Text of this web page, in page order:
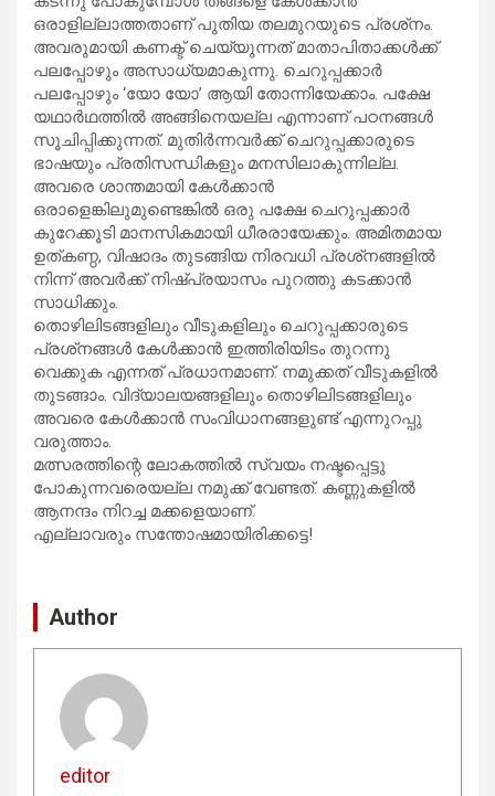
ഒരാളില്ലാത്തതാണ് പുതിയ തലമുറയുടെ പ്രശ്‌നം.
അവരുമായി കണക്ട് ചെയ്യുന്നത് മാതാപിതാക്കള്‍ക്ക്
പലപ്പോഴും അസാധ്യമാകുന്നു. ചെറുപ്പക്കാര്‍
പലപ്പോഴും ‘യോ യോ’ ആയി തോന്നിയേക്കാം. പക്ഷേ
യഥാര്‍ഥത്തില്‍ അങ്ങിനെയല്ല എന്നാണ് പഠനങ്ങള്‍
സൂചിപ്പിക്കുന്നത്. മുതിര്‍ന്നവര്‍ക്ക് ചെറുപ്പക്കാരുടെ
ഭാഷയും പ്രതിസന്ധികളും മനസിലാകുന്നില്ല.
അവരെ ശാന്തമായി കേള്‍ക്കാന്‍
ഒരാളെങ്കിലുമുണ്ടെങ്കില്‍ ഒരു പക്ഷേ ചെറുപ്പക്കാര്‍
കുറേക്കൂടി മാനസികമായി ധീരരായേക്കും. അമിതമായ
ഉത്കണ്ഠ, വിഷാദം തുടങ്ങിയ നിരവധി പ്രശ്‌നങ്ങളില്‍
നിന്ന് അവര്‍ക്ക് നിഷ്പ്രയാസം പുറത്തു കടക്കാന്‍
സാധിക്കും.
തൊഴിലിടങ്ങളിലും വീടുകളിലും ചെറുപ്പക്കാരുടെ
പ്രശ്‌നങ്ങള്‍ കേള്‍ക്കാന്‍ ഇത്തിരിയിടം തുറന്നു
വെക്കുക എന്നത് പ്രധാനമാണ്. നമുക്കത് വീടുകളില്‍
തുടങ്ങാം. വിദ്യാലയങ്ങളിലും തൊഴിലിടങ്ങളിലും
അവരെ കേള്‍ക്കാന്‍ സംവിധാനങ്ങളുണ്ട് എന്നുറപ്പു
വരുത്താം.
മത്സരത്തിന്റെ ലോകത്തില്‍ സ്വയം നഷ്ടപ്പെട്ടു
പോകുന്നവരെയല്ല നമുക്ക് വേണ്ടത്. കണ്ണുകളില്‍
ആനന്ദം നിറച്ച മക്കളെയാണ്.
എല്ലാവരും സന്തോഷമായിരിക്കട്ടെ!
Author
editor